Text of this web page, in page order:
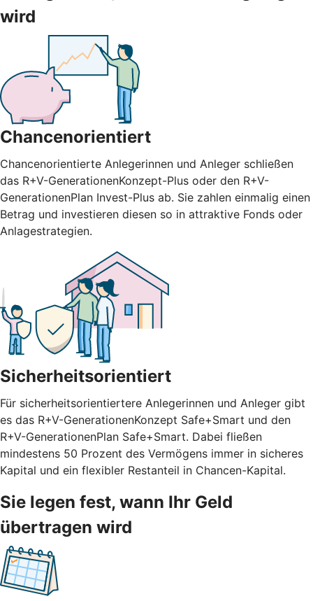
wird
Chancenorientiert
Chancenorientierte Anlegerinnen und Anleger schließen
das R+V-GenerationenKonzept-Plus oder den R+V-
GenerationenPlan Invest-Plus ab. Sie zahlen einmalig einen
Betrag und investieren diesen so in attraktive Fonds oder
Anlagestrategien.
Sicherheitsorientiert
Für sicherheitsorientiertere Anlegerinnen und Anleger gibt
es das R+V-GenerationenKonzept Safe+Smart und den
R+V-GenerationenPlan Safe+Smart. Dabei fließen
mindestens 50 Prozent des Vermögens immer in sicheres
Kapital und ein flexibler Restanteil in Chancen-Kapital.
Sie legen fest, wann Ihr Geld
übertragen wird